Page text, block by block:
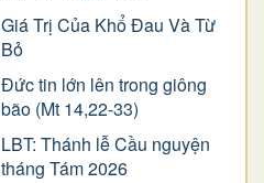
Giá Trị Của Khổ Ðau Và Từ
Bỏ
Đức tin lớn lên trong giông
bão (Mt 14,22-33)
LBT: Thánh lễ Cầu nguyện
tháng Tám 2026